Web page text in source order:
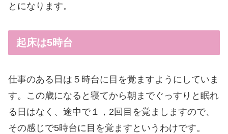
とになります。
起床は5時台
仕事のある日は５時台に目を覚ますようにしていま
す。この歳になると寝てから朝までぐっすりと眠れ
る日はなく、途中で１，2回目を覚ましますので、
その感じで5時台に目を覚ますというわけです。